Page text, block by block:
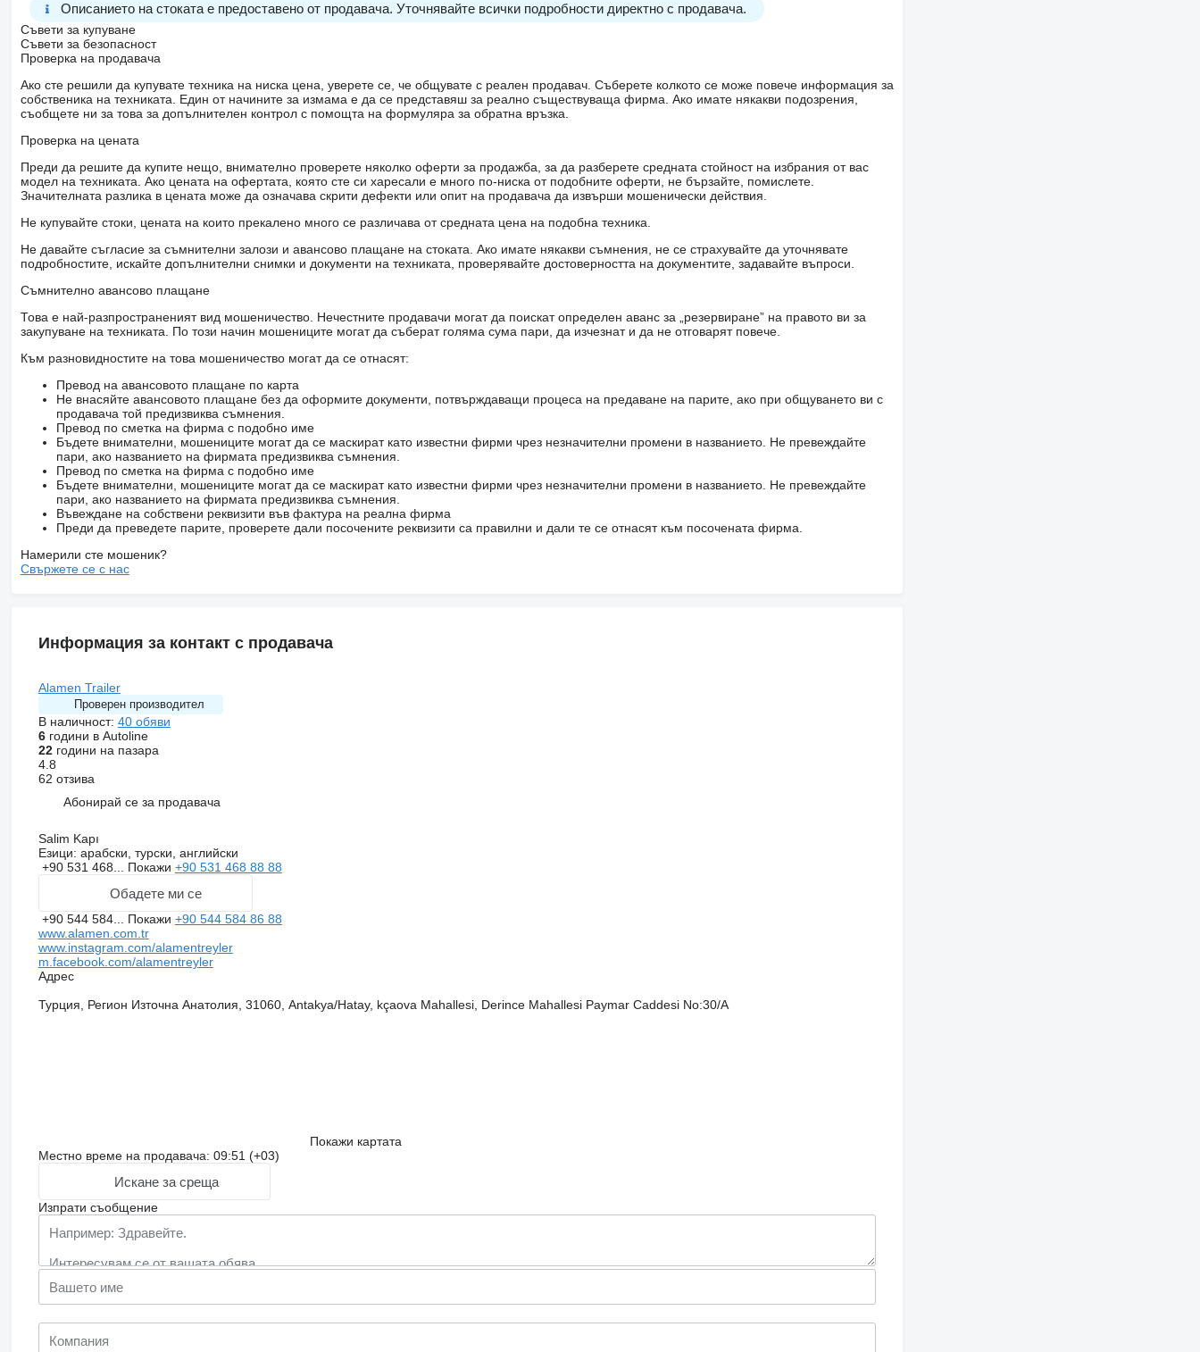
Описанието на стоката е предоставено от продавача. Уточнявайте всички подробности директно с продавача.
Съвети за купуване
Съвети за безопасност
Проверка на продавача
Ако сте решили да купувате техника на ниска цена, уверете се, че общувате с реален продавач. Съберете колкото се може повече информация за
собственика на техниката. Един от начините за измама е да се представяш за реално съществуваща фирма. Ако имате някакви подозрения,
съобщете ни за това за допълнителен контрол с помощта на формуляра за обратна връзка.
Проверка на цената
Преди да решите да купите нещо, внимателно проверете няколко оферти за продажба, за да разберете средната стойност на избрания от вас
модел на техниката. Ако цената на офертата, която сте си харесали е много по-ниска от подобните оферти, не бързайте, помислете.
Значителната разлика в цената може да означава скрити дефекти или опит на продавача да извърши мошенически действия.
Не купувайте стоки, цената на които прекалено много се различава от средната цена на подобна техника.
Не давайте съгласие за съмнителни залози и авансово плащане на стоката. Ако имате някакви съмнения, не се страхувайте да уточнявате
подробностите, искайте допълнителни снимки и документи на техниката, проверявайте достоверността на документите, задавайте въпроси.
Съмнително авансово плащане
Това е най-разпространеният вид мошеничество. Нечестните продавачи могат да поискат определен аванс за „резервиране” на правото ви за
закупуване на техниката. По този начин мошениците могат да съберат голяма сума пари, да изчезнат и да не отговарят повече.
Към разновидностите на това мошеничество могат да се отнасят:
Превод на авансовото плащане по карта
Не внасяйте авансовото плащане без да оформите документи, потвърждаващи процеса на предаване на парите, ако при общуването ви с
продавача той предизвиква съмнения.
Превод по сметка на фирма с подобно име
Бъдете внимателни, мошениците могат да се маскират като известни фирми чрез незначителни промени в названието. Не превеждайте
пари, ако названието на фирмата предизвиква съмнения.
Превод по сметка на фирма с подобно име
Бъдете внимателни, мошениците могат да се маскират като известни фирми чрез незначителни промени в названието. Не превеждайте
пари, ако названието на фирмата предизвиква съмнения.
Въвеждане на собствени реквизити във фактура на реална фирма
Преди да преведете парите, проверете дали посочените реквизити са правилни и дали те се отнасят към посочената фирма.
Намерили сте мошеник?
Свържете се с нас
Информация за контакт с продавача
Alamen Trailer
Проверен производител
В наличност: 40 обяви
6години в Autoline
22години на пазара
4.8
62 отзива
Абонирай се за продавача
Salim Kapı
Езици: арабски, турски, английски
+90 531 468... Покажи +90 531 468 88 88
Обадете ми се
+90 544 584... Покажи +90 544 584 86 88
www.alamen.com.tr
www.instagram.com/alamentreyler
m.facebook.com/alamentreyler
Адрес
Турция, Регион Източна Анатолия, 31060, Antakya/Hatay, kçaova Mahallesi, Derince Mahallesi Paymar Caddesi No:30/A
Покажи картата
Местно време на продавача: 09:51 (+03)
Искане за среща
Изпрати съобщение